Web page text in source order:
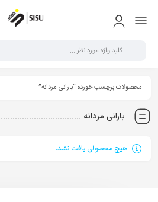
محصولات برچسب خورده “بارانی مردانه”
بارانی مردانه
هیچ محصولی یافت نشد.